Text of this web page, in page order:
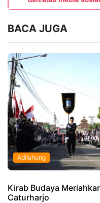
BACA JUGA
Adiluhung
Kirab Budaya
Caturharjo